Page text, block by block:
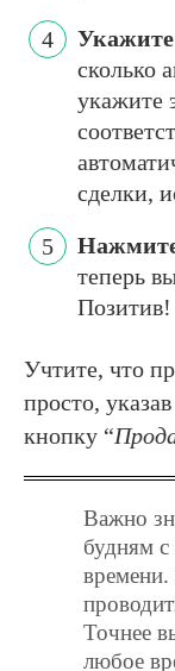
Укажите
сколько
укажите
сделки,
теперь
Позитив!
Учтите, что
просто,
кнопку “
Важно
будням
Точнее
любое